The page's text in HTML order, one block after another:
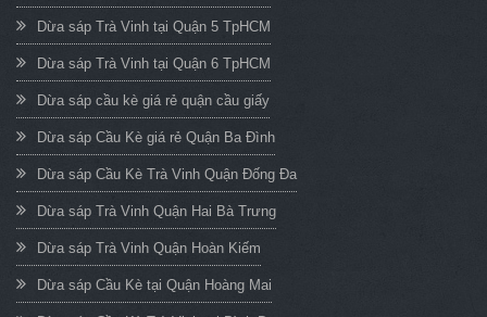
Dừa sáp Trà Vinh tại Quận 5 TpHCM
Dừa sáp Trà Vinh tại Quận 6 TpHCM
Dừa sáp cầu kè giá rẻ quận cầu giấy
Dừa sáp Cầu Kè giá rẻ Quận Ba Đình
Dừa sáp Cầu Kè Trà Vinh Quận Đống Đa
Dừa sáp Trà Vinh Quận Hai Bà Trưng
Dừa sáp Trà Vinh Quận Hoàn Kiếm
Dừa sáp Cầu Kè tại Quận Hoàng Mai